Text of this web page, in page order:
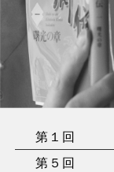
第１回
第５回